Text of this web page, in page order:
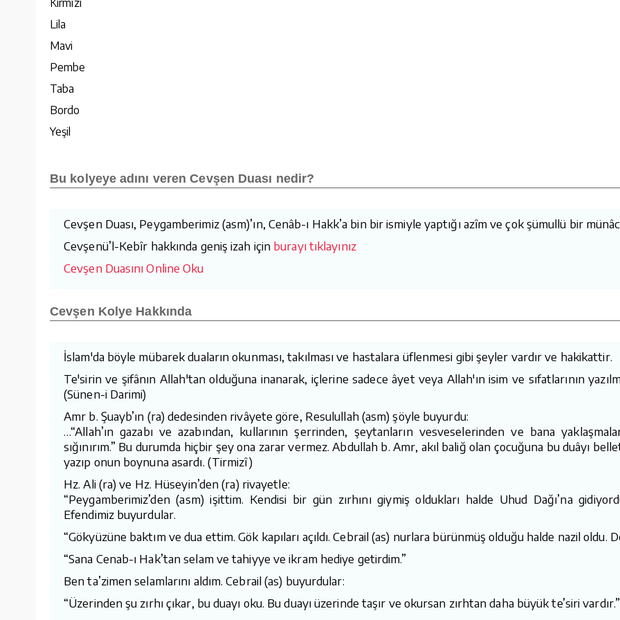
Lila
Mavi
Pembe
Taba
Bordo
Yeşil
Bu kolyeye adını veren Cevşen Duası nedir?
Cevşen Duası, Peygamberimiz (asm)’ın, Cenâb-ı Hakk’a bin bir ismiyle yaptığı azîm ve çok şümullü bir
Cevşenü’l-Kebîr hakkında geniş izah için burayı tıklayınız
Cevşen Duasını Online Oku
Cevşen Kolye Hakkında
İslam'da böyle mübarek duaların okunması, takılması ve hastalara üflenmesi gibi şeyler vardır ve hakikattir.
Te'sirin ve şifânın Allah'tan olduğuna inanarak, içlerine sadece âyet veya Allah'ın isim ve sıfatlarının
(Sünen-i Darimi)
Amr b. Şuayb’ın (ra) dedesinden rivâyete göre, Resulullah (asm) şöyle buyurdu:
…“Allah’ın gazabı ve azabından, kullarının şerrinden, şeytanların vesveselerinden ve bana
sığınırım.” Bu durumda hiçbir şey ona zarar vermez. Abdullah b. Amr, akıl baliğ olan çocuğuna bu duâyı
yazıp onun boynuna asardı. (Tirmizî)
Hz. Ali (ra) ve Hz. Hüseyin’den (ra) rivayetle:
“Peygamberimiz’den (asm) işittim. Kendisi bir gün zırhını giymiş oldukları halde Uhud Dağı’na
Efendimiz buyurdular.
“Gökyüzüne baktım ve dua ettim. Gök kapıları açıldı. Cebrail (as) nurlara bürünmüş olduğu halde nazil oldu.
“Sana Cenab-ı Hak’tan selam ve tahiyye ve ikram hediye getirdim.”
Ben ta’zimen selamlarını aldım. Cebrail (as) buyurdular:
“Üzerinden şu zırhı çıkar, bu duayı oku. Bu duayı üzerinde taşır ve okursan zırhtan daha büyük te’siri vardır.”